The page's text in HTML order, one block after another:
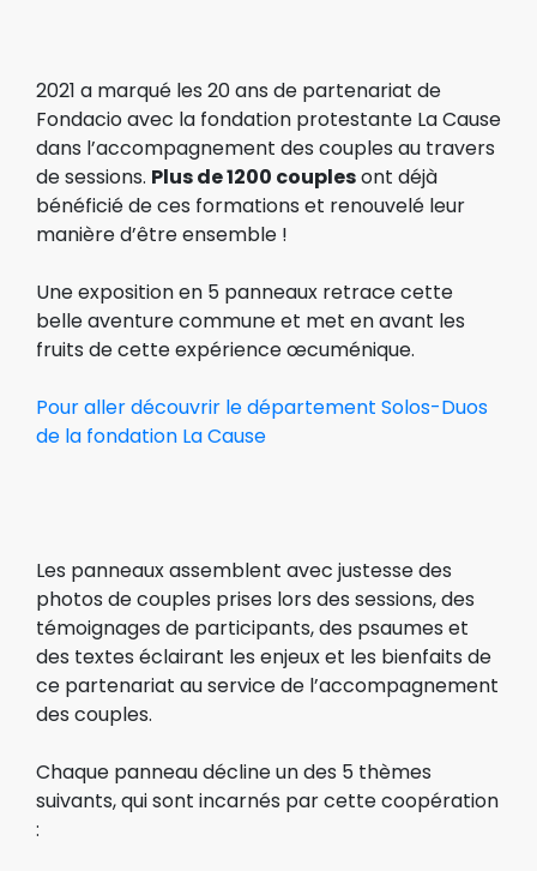
2021 a marqué les 20 ans de partenariat de
Fondacio avec la fondation protestante La Cause
dans l’accompagnement des couples au travers
de sessions. Plus de 1200 couplesont déjà
bénéficié de ces formations et renouvelé leur
manière d’être ensemble !
Une exposition en 5 panneaux retrace cette
belle aventure commune et met en avant les
fruits de cette expérience œcuménique.
Pour aller découvrir le département Solos-Duos
de la fondation La Cause
Les panneaux assemblent avec justesse des
photos de couples prises lors des sessions, des
témoignages de participants, des psaumes et
des textes éclairant les enjeux et les bienfaits de
ce partenariat au service de l’accompagnement
des couples.
Chaque panneau décline un des 5 thèmes
suivants, qui sont incarnés par cette coopération
: